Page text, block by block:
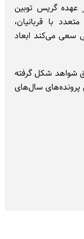
عهده گریس توبین
با قربانیان،
سعی می‌کند ابعاد
شواهد شکل گرفته
پرونده‌های سال‌های